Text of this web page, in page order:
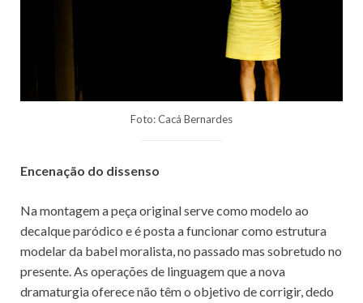
Foto: Cacá Bernardes
Encenação do dissenso
Na montagem a peça original serve como modelo ao
decalque paródico e é posta a funcionar como estrutura
modelar da babel moralista, no passado mas sobretudo no
presente. As operações de linguagem que a nova
dramaturgia oferece não têm o objetivo de corrigir, dedo